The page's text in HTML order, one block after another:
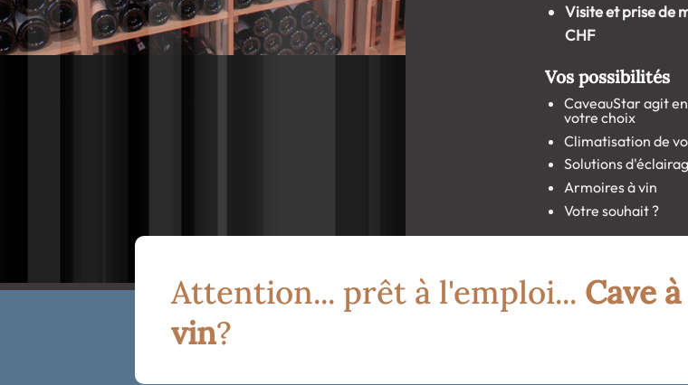
Visite et prise de
CHF
Vos possibilités
CaveauStar agit
votre choix
Climatisation de
Solutions
Armoires à vin
Votre souhait ?
Attention... prêt à l'emploi... Cave à
vin?